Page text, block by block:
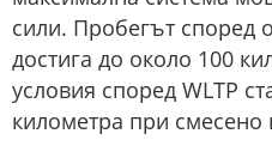
сили. Пробегът според
достига до около 100
условия според WLTP
километра при